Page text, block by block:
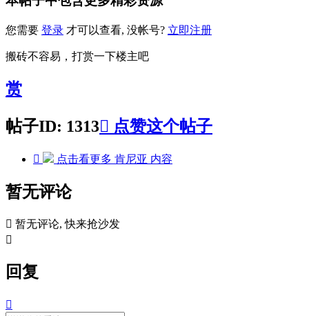
您需要 登录 才可以查看, 没帐号? 立即注册
搬砖不容易，打赏一下楼主吧
赏
帖子ID: 1313 点赞这个帖子
 点击看更多 肯尼亚 内容
暂无评论
 暂无评论, 快来抢沙发

回复
